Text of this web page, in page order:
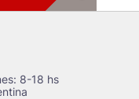
8-18 hs